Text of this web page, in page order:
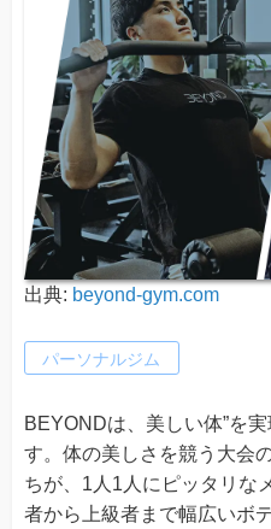
出典: beyond-gym.com
パーソナルジム
BEYONDは、美しい体”を
す。体の美しさを競う大会
ちが、1人1人にピッタリな
者から上級者まで幅広いボ